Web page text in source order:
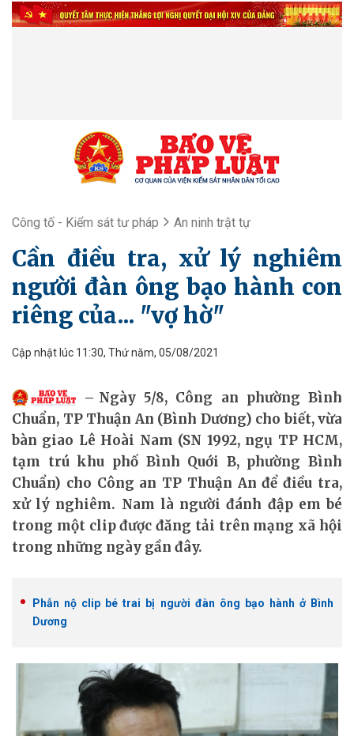
Công tố - Kiểm sát tư pháp An ninh trật tự
Cần điều tra, xử lý nghiêm
người đàn ông bạo hành con
riêng của... "vợ hờ"
Cập nhật lúc 11:30, Thứ năm, 05/08/2021
Ngày 5/8, Công an phường Bình
Chuẩn, TP Thuận An (Bình Dương) cho biết, vừa
bàn giao Lê Hoài Nam (SN 1992, ngụ TP HCM,
tạm trú khu phố Bình Quới B, phường Bình
Chuẩn) cho Công an TP Thuận An để điều tra,
xử lý nghiêm. Nam là người đánh đập em bé
trong một clip được đăng tải trên mạng xã hội
trong những ngày gần đây.
Phẫn nộ clip bé trai bị người đàn ông bạo hành ở Bình
Dương